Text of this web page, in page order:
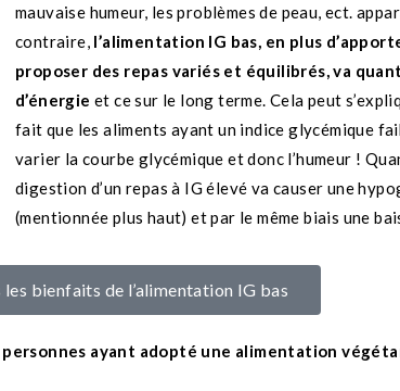
mauvaise humeur, les problèmes de peau, ect.
contraire, l’alimentation IG bas, en plus
proposer des repas variés et équilibrés, va
d’énergie et ce sur le long terme. Cela peut
fait que les aliments ayant un indice glycémique
varier la courbe glycémique et donc l’humeur !
digestion d’un repas à IG élevé va causer une
(mentionnée plus haut) et par le même biais une
bienfaits de l’alimentation IG bas
ayant adopté une alimentation